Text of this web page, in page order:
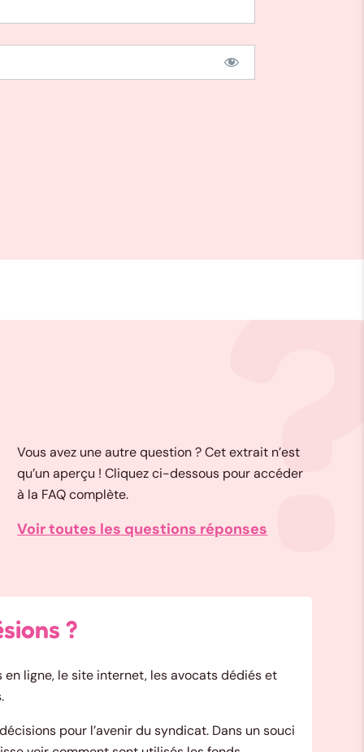
Vous avez une autre question ? Cet extrait n’est
qu’un aperçu ! Cliquez ci-dessous pour accéder
à la FAQ complète.
Voir toutes les questions réponses
?
ligne, le site internet, les avocats dédiés et
pour l’avenir du syndicat. Dans un souci